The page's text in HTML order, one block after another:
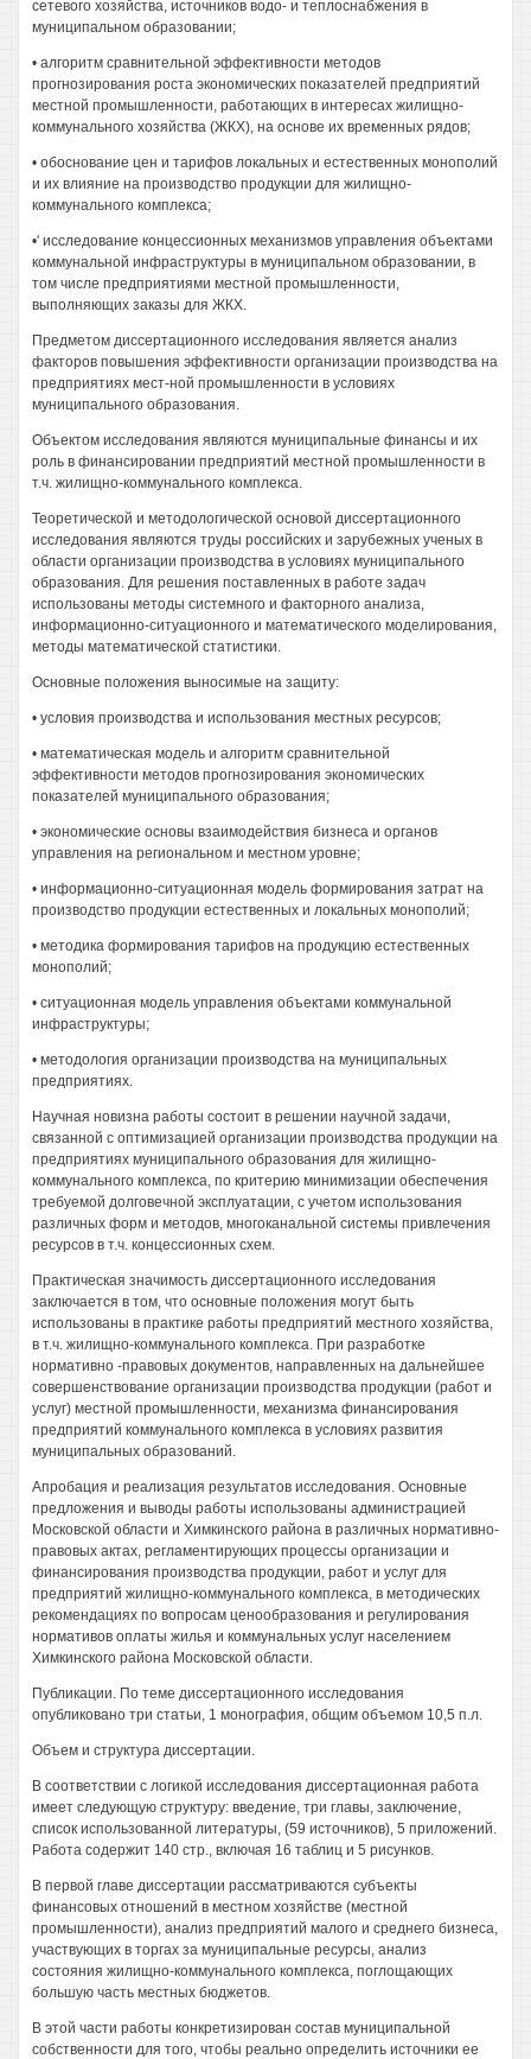
сетевого хозяйства, источников водо- и теплоснабжения в
муниципальном образовании;
• алгоритм сравнительной эффективности методов
прогнозирования роста экономических показателей предприятий
местной промышленности, работающих в интересах жилищно-
коммунального хозяйства (ЖКХ), на основе их временных рядов;
• обоснование цен и тарифов локальных и естественных монополий
и их влияние на производство продукции для жилищно-
коммунального комплекса;
•' исследование концессионных механизмов управления объектами
коммунальной инфраструктуры в муниципальном образовании, в
том числе предприятиями местной промышленности,
выполняющих заказы для ЖКХ.
Предметом диссертационного исследования является анализ
факторов повышения эффективности организации производства на
предприятиях мест-ной промышленности в условиях
муниципального образования.
Объектом исследования являются муниципальные финансы и их
роль в финансировании предприятий местной промышленности в
т.ч. жилищно-коммунального комплекса.
Теоретической и методологической основой диссертационного
исследования являются труды российских и зарубежных ученых в
области организации производства в условиях муниципального
образования. Для решения поставленных в работе задач
использованы методы системного и факторного анализа,
информационно-ситуационного и математического моделирования,
методы математической статистики.
Основные положения выносимые на защиту:
• условия производства и использования местных ресурсов;
• математическая модель и алгоритм сравнительной
эффективности методов прогнозирования экономических
показателей муниципального образования;
• экономические основы взаимодействия бизнеса и органов
управления на региональном и местном уровне;
• информационно-ситуационная модель формирования затрат на
производство продукции естественных и локальных монополий;
• методика формирования тарифов на продукцию естественных
монополий;
• ситуационная модель управления объектами коммунальной
инфраструктуры;
• методология организации производства на муниципальных
предприятиях.
Научная новизна работы состоит в решении научной задачи,
связанной с оптимизацией организации производства продукции на
предприятиях муниципального образования для жилищно-
коммунального комплекса, по критерию минимизации обеспечения
требуемой долговечной эксплуатации, с учетом использования
различных форм и методов, многоканальной системы привлечения
ресурсов в т.ч. концессионных схем.
Практическая значимость диссертационного исследования
заключается в том, что основные положения могут быть
использованы в практике работы предприятий местного хозяйства,
в т.ч. жилищно-коммунального комплекса. При разработке
нормативно -правовых документов, направленных на дальнейшее
совершенствование организации производства продукции (работ и
услуг) местной промышленности, механизма финансирования
предприятий коммунального комплекса в условиях развития
муниципальных образований.
Апробация и реализация результатов исследования. Основные
предложения и выводы работы использованы администрацией
Московской области и Химкинского района в различных нормативно-
правовых актах, регламентирующих процессы организации и
финансирования производства продукции, работ и услуг для
предприятий жилищно-коммунального комплекса, в методических
рекомендациях по вопросам ценообразования и регулирования
нормативов оплаты жилья и коммунальных услуг населением
Химкинского района Московской области.
Публикации. По теме диссертационного исследования
опубликовано три статьи, 1 монография, общим объемом 10,5 п.л.
Объем и структура диссертации.
В соответствии с логикой исследования диссертационная работа
имеет следующую структуру: введение, три главы, заключение,
список использованной литературы, (59 источников), 5 приложений.
Работа содержит 140 стр., включая 16 таблиц и 5 рисунков.
В первой главе диссертации рассматриваются субъекты
финансовых отношений в местном хозяйстве (местной
промышленности), анализ предприятий малого и среднего бизнеса,
участвующих в торгах за муниципальные ресурсы, анализ
состояния жилищно-коммунального комплекса, поглощающих
большую часть местных бюджетов.
В этой части работы конкретизирован состав муниципальной
собственности для того, чтобы реально определить источники ее